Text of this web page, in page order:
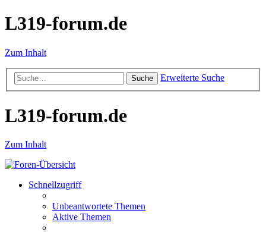
L319-forum.de
Zum Inhalt
Suche Erweiterte Suche
L319-forum.de
Zum Inhalt
Schnellzugriff
Unbeantwortete Themen
Aktive Themen